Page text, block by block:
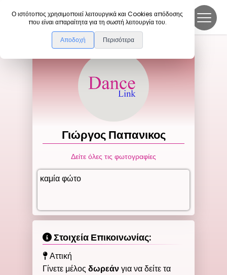
Ο ιστότοπος χρησιμοποιεί λειτουργικά και Cookies απόδοσης
που είναι απαραίτητα για τη σωστή λειτουργία του.
Αποδοχή Περισότερα
DanceLink
ΓιώργοςΠαπανικος
Δείτε όλες τις φωτογραφίες
καμία φώτο
Στοιχεία Επικοινωνίας:
Αττική
Γίνετε μέλοςδωρεάνγια να δείτε τα